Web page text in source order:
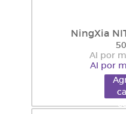
NingXia
Al por
Al por